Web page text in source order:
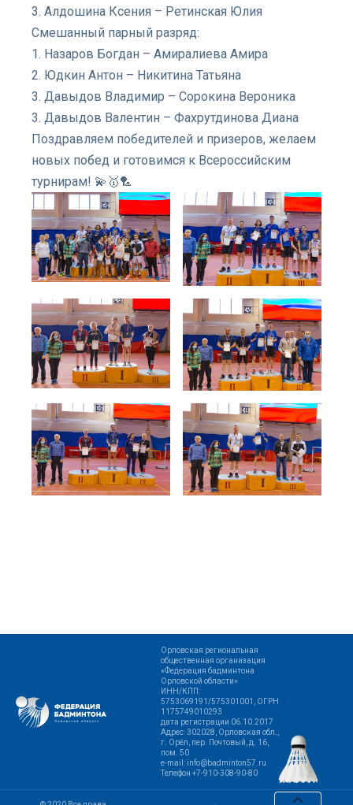
3. Алдошина Ксения – Ретинская Юлия
Смешанный парный разряд:
1. Назаров Богдан – Амиралиева Амира
2. Юдкин Антон – Никитина Татьяна
3. Давыдов Владимир – Сорокина Вероника
3. Давыдов Валентин – Фахрутдинова Диана
Поздравляем победителей и призеров, желаем
новых побед и готовимся к Всероссийским
турнирам! 💫🥇🏸
Орловская региональная
общественная организация
«Федерация бадминтона
Орловской области»
ИНН/КПП:
5753069191/575301001, ОГРН
1175749010293
дата регистрации 06.10.2017
Адрес: 302028, Орловская обл.,
г. Орёл, пер. Почтовый, д. 16,
пом. 50
e-mail: info@badminton57.ru
Телефон +7-910-308-90-80